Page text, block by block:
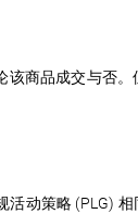
商品成交与否
动策略 (PLG) 相